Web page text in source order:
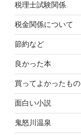
税理士試験関係
税金関係について
節約など
良かった本
買ってよかったもの
面白い小説
鬼怒川温泉